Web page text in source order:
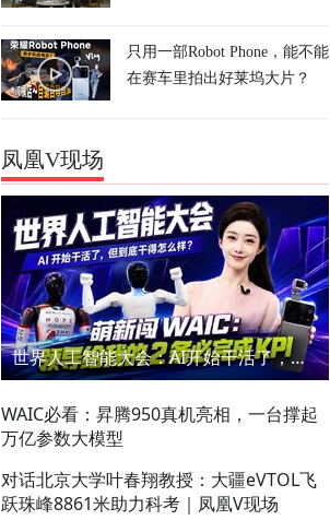
只用一部Robot Phone，能不能
在赛车里拍出好莱坞大片？
凤凰V现场
世界人工智能大会：AI开始干活了，但到底干的怎么样？萌新闯WAIC
WAIC必看：昇腾950真机亮相，一台撑起
万亿参数大模型
对话北京大学叶春翔教授：大疆eVTOL飞
跃珠峰8861米助力科考｜凤凰V现场